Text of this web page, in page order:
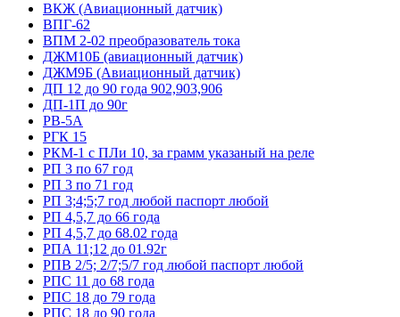
ВКЖ (Авиационный датчик)
ВПГ-62
ВПМ 2-02 преобразователь тока
ДЖМ10Б (авиационный датчик)
ДЖМ9Б (Авиационный датчик)
ДП 12 до 90 года 902,903,906
ДП-1П до 90г
РВ-5А
РГК 15
РКМ-1 с ПЛи 10, за грамм указаный на реле
РП 3 по 67 год
РП 3 по 71 год
РП 3;4;5;7 год любой паспорт любой
РП 4,5,7 до 66 года
РП 4,5,7 до 68.02 года
РПА 11;12 до 01.92г
РПВ 2/5; 2/7;5/7 год любой паспорт любой
РПС 11 до 68 года
РПС 18 до 79 года
РПС 18 до 90 года